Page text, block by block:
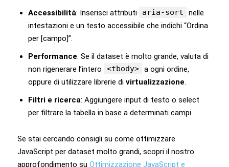
Accessibilità: Inserisci attributi aria-sort
nelle
intestazioni e un testo accessibile che indichi “Ordina
per [campo]”.
Performance: Se il dataset è molto grande, valuta di
non rigenerare l’intero
<tbody> a ogni ordine,
oppure di utilizzare librerie di virtualizzazione.
Filtri e ricerca: Aggiungere input di testo o select
per filtrare la tabella in base a determinati campi.
Se stai cercando consigli su come ottimizzare
JavaScript per dataset molto grandi, scopri il nostro
approfondimento su Ottimizzazione JavaScript e